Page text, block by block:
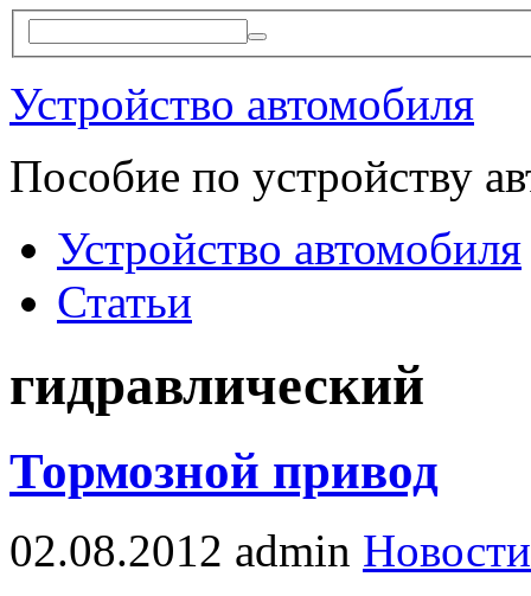
Устройство автомобиля
Пособие по устройству
Устройство автомобиля
Статьи
гидравлический
Тормозной привод
02.08.2012 admin Новости